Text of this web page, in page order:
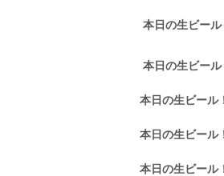
本日の生ビー
本日の生ビー
本日の生ビール
本日の生ビール
本日の生ビール